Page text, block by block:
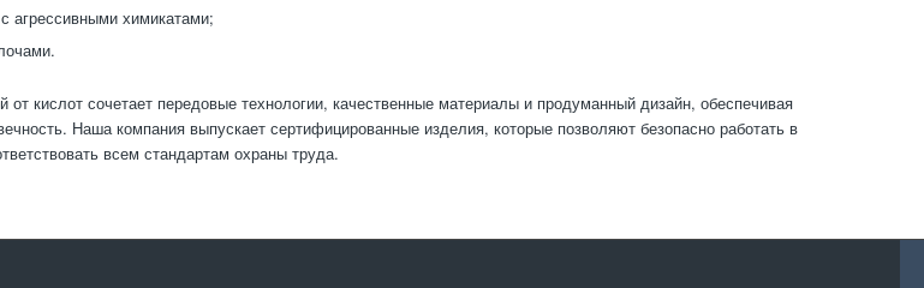
агрессивными химикатами;
кислот сочетает передовые технологии, качественные материалы и продуманный дизайн, обеспечивая
Наша компания выпускает сертифицированные изделия, которые позволяют безопасно работать в
всем стандартам охраны труда.